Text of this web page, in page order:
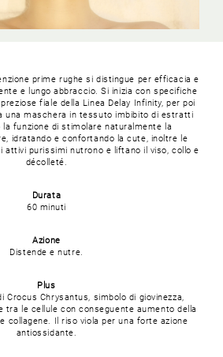
prime rughe si distingue per efficacia e
e lungo abbraccio. Si inizia con specifiche
fiale della Linea Delay Infinity, per poi
una maschera in tessuto imbibito di estratti
la funzione di stimolare naturalmente la
idratando e confortando la cute, inoltre le
attivi purissimi nutrono e liftano il viso, collo e
décolleté.
Durata
60 minuti
Azione
Distende e nutre.
Plus
Crocus Chrysantus, simbolo di giovinezza,
tra le cellule con conseguente aumento della
collagene. Il riso viola per una forte azione
antiossidante.